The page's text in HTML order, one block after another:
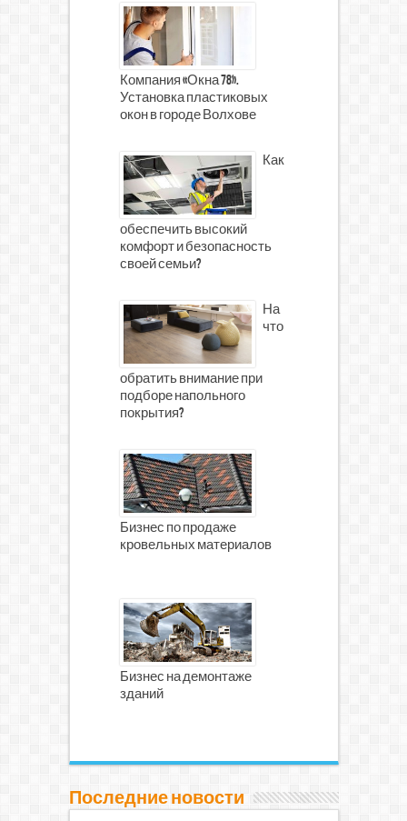
Компания «Окна 78».
Установка пластиковых
окон в городе Волхове
Как
обеспечить высокий
комфорт и безопасность
своей семьи?
На
что
обратить внимание при
подборе напольного
покрытия?
Бизнес по продаже
кровельных материалов
Бизнес на демонтаже
зданий
Последние новости